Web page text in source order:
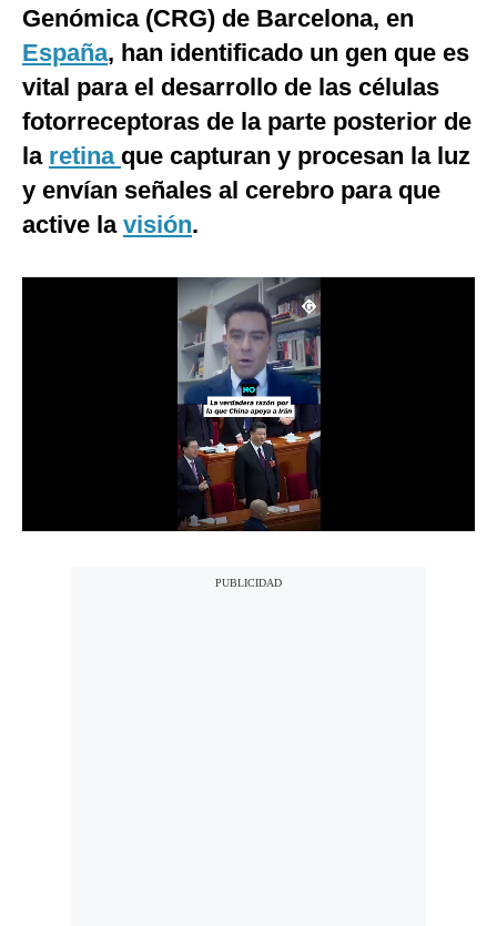
España
Internacional
Tecnología
Club del Suscriptor
Mix
Genómica (CRG) de Barcelona, en
España, han identificado un gen que es
vital para el desarrollo de las células
fotorreceptoras de la parte posterior de
la retina que capturan y procesan la luz
y envían señales al cerebro para que
active la visión.